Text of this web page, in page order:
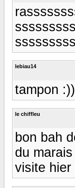
lebiau14
tampon :))
le chiffleu
bon bah
du
visite